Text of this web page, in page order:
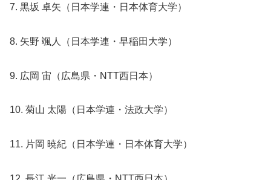
7. 黒坂 卓矢（日本学連・日本体育大学）
8. 矢野 颯人（日本学連・早稲田大学）
9. 広岡 宙（広島県・NTT西日本）
10. 菊山 太陽（日本学連・法政大学）
11. 片岡 暁紀（日本学連・日本体育大学）